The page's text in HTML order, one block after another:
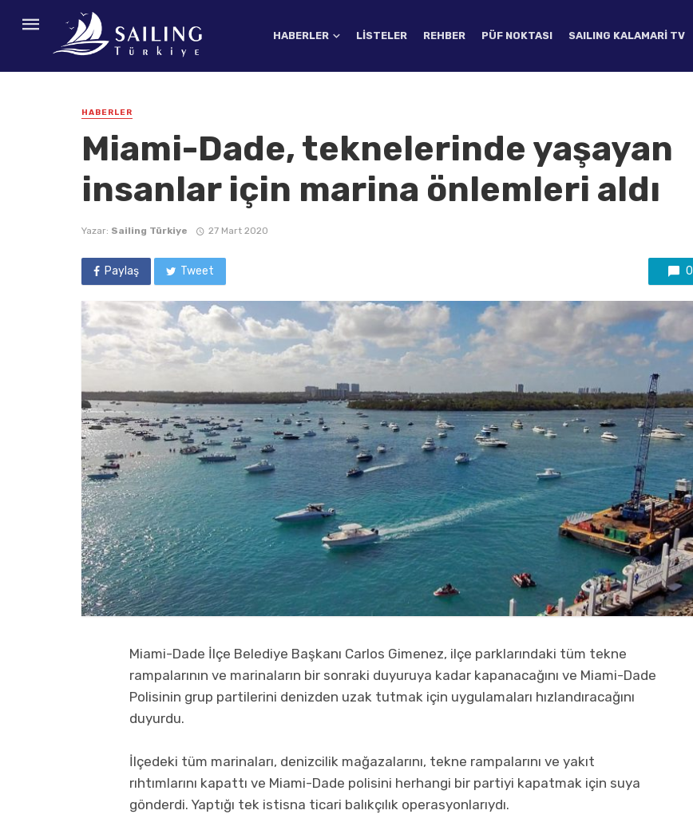
HABERLER LISTELER REHBER PÜF NOKTASI SAILING KALAMARI TV
HABERLER
Miami-Dade, teknelerinde yaşayan
insanlar için marina önlemleri aldı
Yazar: Sailing Türkiye 27 Mart 2020
Paylaş Tweet 0
Miami-Dade İlçe Belediye Başkanı Carlos Gimenez, ilçe parklarındaki tüm tekne
rampalarının ve marinaların bir sonraki duyuruya kadar kapanacağını ve Miami-Dade
Polisinin grup partilerini denizden uzak tutmak için uygulamaları hızlandıracağını
duyurdu.
İlçedeki tüm marinaları, denizcilik mağazalarını, tekne rampalarını ve yakıt
rıhtımlarını kapattı ve Miami-Dade polisini herhangi bir partiyi kapatmak için suya
gönderdi. Yaptığı tek istisna ticari balıkçılık operasyonlarıydı.